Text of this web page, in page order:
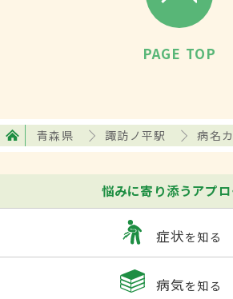
PAGE TOP
青森県 諏訪ノ平駅 病名
悩みに寄り添うアプ
症状を知る
病気を知る